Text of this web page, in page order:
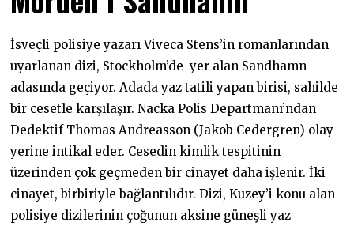
İsveçli polisiye yazarı Viveca Stens’in romanlarından
uyarlanan dizi, Stockholm’de yer alan Sandhamn
adasında geçiyor. Adada yaz tatili yapan birisi, sahilde
bir cesetle karşılaşır. Nacka Polis Departmanı’ndan
Dedektif Thomas Andreasson (Jakob Cedergren) olay
yerine intikal eder. Cesedin kimlik tespitinin
üzerinden çok geçmeden bir cinayet daha işlenir. İki
cinayet, birbiriyle bağlantılıdır. Dizi, Kuzey’i konu alan
polisiye dizilerinin çoğunun aksine güneşli yaz